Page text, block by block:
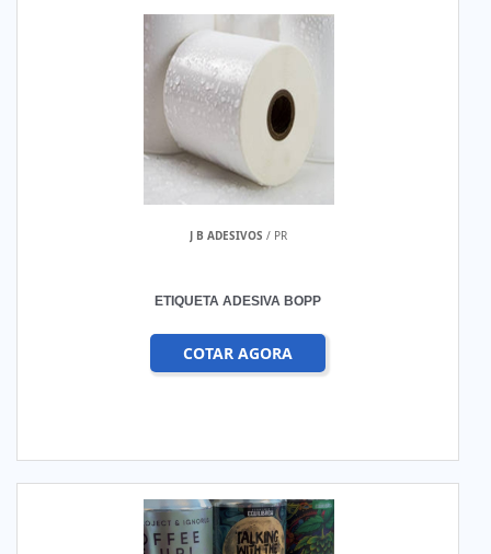
J B ADESIVOS / PR
ETIQUETA ADESIVA BOPP
COTAR AGORA